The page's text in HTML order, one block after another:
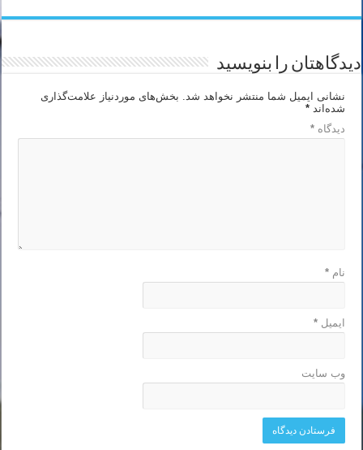
دیدگاهتان را بنویسید
نشانی ایمیل شما منتشر نخواهد شد.
بخش‌های موردنیاز علامت‌گذاری
شده‌اند*
دیدگاه*
نام*
ایمیل*
وب‌ سایت